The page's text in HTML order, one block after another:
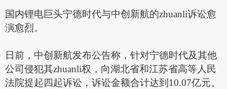
国内锂电巨头宁德时代与中创新航的zhuanli诉讼愈
演愈烈。
日前，中创新航发布公告称，针对宁德时代及其他
公司侵犯其zhuanli权，向湖北省和江苏省高等人民
法院提起四起诉讼，诉讼金额合计达到 10.07亿元。